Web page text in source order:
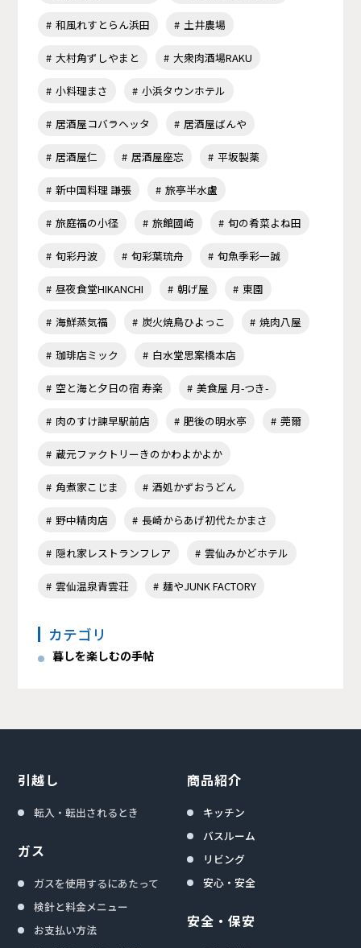
和風れすとらん浜田 土井農場
大村角ずしやまと 大衆肉酒場RAKU
小料理まさ 小浜タウンホテル
居酒屋コバラヘッタ 居酒屋ばんや
居酒屋仁 居酒屋座忘 平坂製薬
新中国料理 謙張 旅亭半水盧
旅庭福の小径 旅館國崎 旬の肴菜よね田
旬彩丹波 旬彩葉琉舟 旬魚季彩一誠
昼夜食堂HIKANCHI 朝げ屋 東園
海鮮蒸気福 炭火焼鳥ひよっこ 焼肉八屋
珈琲店ミック 白水堂思案橋本店
空と海と夕日の宿 寿楽 美食屋 月-つき-
肉のすけ諫早駅前店 肥後の明水亭 莞爾
蔵元ファクトリーきのかわよかよか
角煮家こじま 酒処かずおうどん
野中精肉店 長崎からあげ初代たかまさ
隠れ家レストランフレア 雲仙みかどホテル
雲仙温泉青雲荘 麺やJUNK FACTORY
カテゴリ
暮しを楽しむの手帖
引越し
転入・転出されるとき
ガス
ガスを使用するにあたって
検針と料金メニュー
お支払い方法
商品紹介
キッチン
バスルーム
リビング
安心・安全
安全・保安